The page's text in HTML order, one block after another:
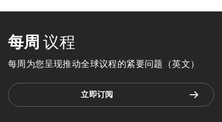
每周 议程
每周为您呈现推动全球议程的紧要问题（英文）
立即订阅